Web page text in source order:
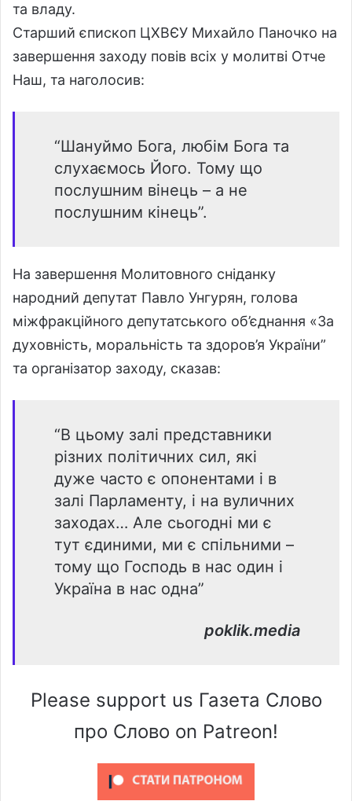
та владу.
Старший єпископ ЦХВЄУ Михайло Паночко на
завершення заходу повів всіх у молитві Отче
Наш, та наголосив:
“Шануймо Бога, любім Бога та
слухаємось Його. Тому що
послушним вінець – а не
послушним кінець”.
На завершення Молитовного сніданку
народний депутат Павло Унгурян, голова
міжфракційного депутатського об’єднання «За
духовність, моральність та здоров’я України”
та організатор заходу, сказав:
“В цьому залі представники
різних політичних сил, які
дуже часто є опонентами і в
залі Парламенту, і на вуличних
заходах… Але сьогодні ми є
тут єдиними, ми є спільними –
тому що Господь в нас один і
Україна в нас одна”
poklik.media
Please support us Газета Слово
про Слово on Patreon!